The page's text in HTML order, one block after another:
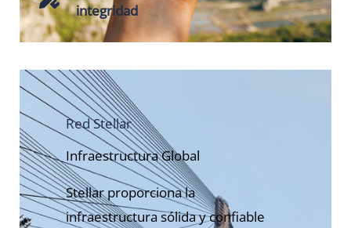
integridad
Red Stellar
Infraestructura Global
Stellar proporciona la
infraestructura sólida y confiable